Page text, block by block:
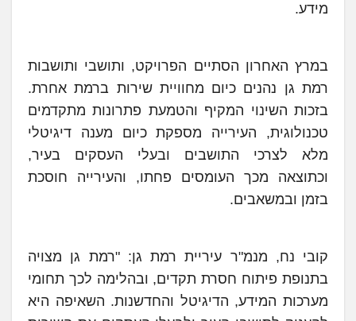
מידע.
במרץ האחרון הסתיים הפרויקט, ותושבי ותושבות
רמת גן נהנים כיום מחוויית שירות ברמת אחרת.
בזכות השינוי המקיף והטמעת פתרונות מתקדמים
טכנולוגית, העירייה מספקת כיום מענה דיגיטלי
מלא לצרכי התושבים ובעלי העסקים בעיר,
וכתוצאה מכך העומסים פחתו, והעירייה חוסכת
בזמן ובמשאבים.
קובי נח, מנמ"ר עיריית רמת גן: "רמת גן מצויה
בתנופת פיתוח חסרת תקדים, ובהלימה לכך תחומי
מערכות המידע, הדיגיטל והחדשנות. השאיפה היא